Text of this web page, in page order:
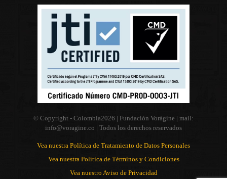
© Copyright - Colombia2026 | Fundación Vorágine | mail:
info@voragine.co | Todos los derechos reservados
Vea nuestra Política de Tratamiento de Datos Personales
Vea nuestra Política de Términos y Condiciones
Vea nuestro Aviso de Privacidad